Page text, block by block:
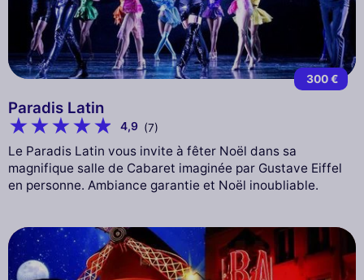
300 €
Paradis Latin
4,9 (7)
Le Paradis Latin vous invite à fêter Noël dans sa
magnifique salle de Cabaret imaginée par Gustave Eiffel
en personne. Ambiance garantie et Noël inoubliable.